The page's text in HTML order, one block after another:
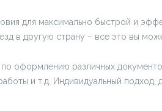
для максимально быстрой и
в другую страну – все это вы
оформлению различных
и т.д. Индивидуальный подход,